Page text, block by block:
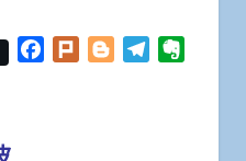
Facebook
Plurk BloggerTelegram